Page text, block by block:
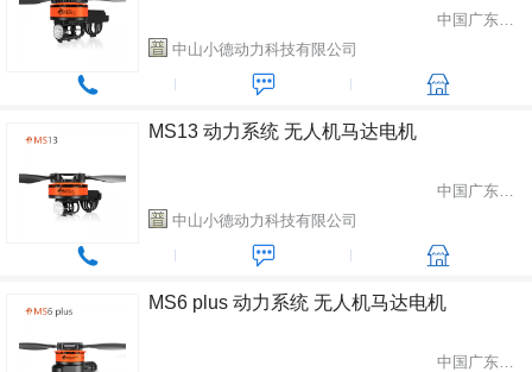
中国广东省中山市
中山小德动力科技有限公司
MS13 动力系统 无人机马达电机
中国广东省中山市
中山小德动力科技有限公司
MS6 plus 动力系统 无人机马达电机
中国广东省中山市